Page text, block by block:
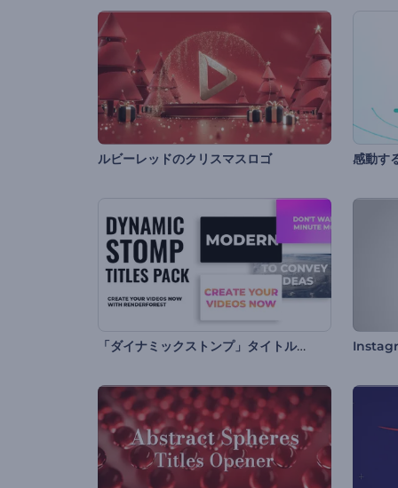
ルビーレッドのクリスマスロゴ 感動す
「ダイナミックストンプ」タイトル・セット